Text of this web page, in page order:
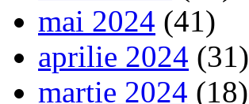
mai 2024 (41)
aprilie 2024 (31)
martie 2024 (18)